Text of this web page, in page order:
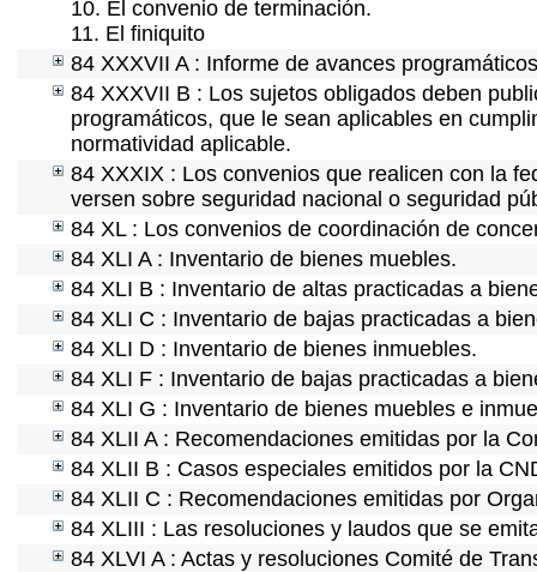
10. El convenio de terminación.
11. El finiquito
84 XXXVII A : Informe de avances
84 XXXVII B : Los sujetos obligados deben
programáticos, que le sean aplicables en
normatividad aplicable.
84 XXXIX : Los convenios que realicen con la
versen sobre seguridad nacional o seguridad
84 XL : Los convenios de coordinación de
84 XLI A : Inventario de bienes muebles.
84 XLI B : Inventario de altas practicadas a
84 XLI C : Inventario de bajas practicadas a
84 XLI D : Inventario de bienes inmuebles.
84 XLI F : Inventario de bajas practicadas a
84 XLI G : Inventario de bienes muebles e
84 XLII A : Recomendaciones emitidas por la
84 XLII B : Casos especiales emitidos por la
84 XLII C : Recomendaciones emitidas por
84 XLIII : Las resoluciones y laudos que se
84 XLVI A : Actas y resoluciones Comité de